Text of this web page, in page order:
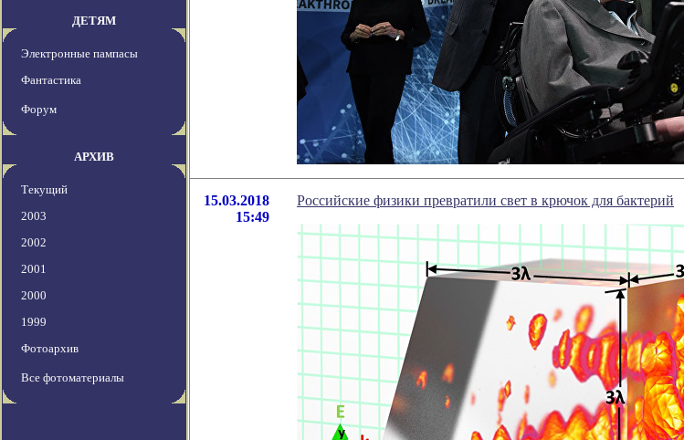
ДЕТЯМ
Электронные пампасы
Фантастика
Форум
АРХИВ
Текущий
2003
2002
2001
2000
1999
Фотоархив
Все фотоматериалы
15.03.2018
15:49
Российские физики превратили свет в крючок для бактерий